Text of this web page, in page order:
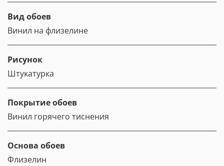
Вид обоев
Винил на флизелине
Рисунок
Штукатурка
Покрытие обоев
Винил горячего тиснения
Основа обоев
Флизелин